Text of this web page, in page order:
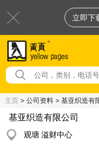
立即下
主页 > 公司资料 > 基亚织造有
基亚织造有限公司
观塘 溢财中心